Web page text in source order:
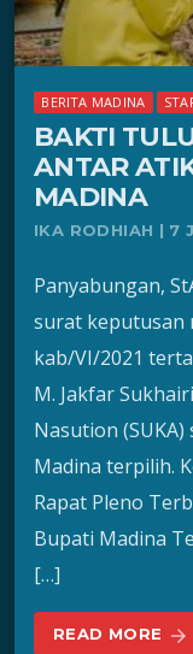
BERITA MADINA
BAKTI
ANTAR
MADINA
IKA RODHIAH | 7
Panyabungan,
surat keputusan
kab/VI/2021
M. Jakfar
Nasution
Madina terpilih.
Rapat Pleno
Bupati Madina
[…]
READ MORE arrow_forward